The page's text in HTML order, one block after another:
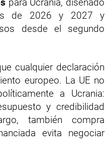
de 2026 y 2027 y
desde el segundo
cualquier declaración
europeo. La UE no
a Ucrania:
y credibilidad
también compra
evita negociar